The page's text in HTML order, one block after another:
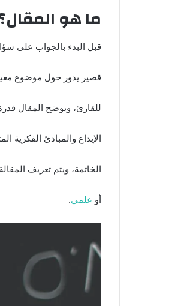
ما هو
قبل البدء بالجواب على
قصير يدور حول موضوع
للقارئ، ويوضح المقال
الإبداع والمبادئ
الخاتمة، ويتم تعريف
أو علمي.